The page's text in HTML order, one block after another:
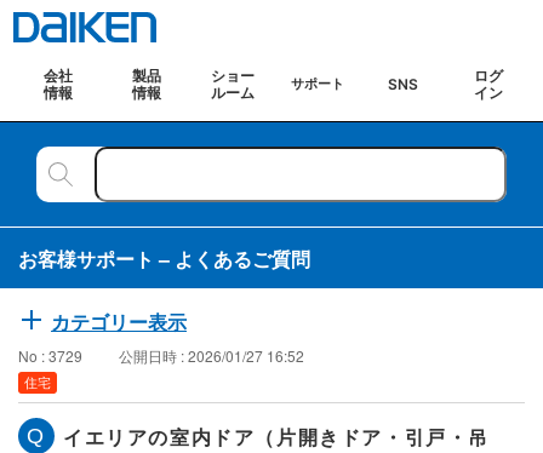
会社
情報
製品
情報
ショー
ルーム
サポート SNS
ログ
イン
お客様サポート – よくあるご質問
カテゴリー表示
No : 3729 公開日時 : 2026/01/27 16:52
住宅
イエリアの室内ドア（片開きドア・引戸・吊